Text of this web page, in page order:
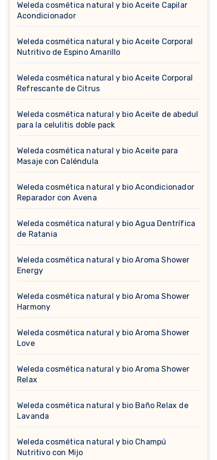
Weleda cosmética natural y bio Aceite Capilar
Acondicionador
Weleda cosmética natural y bio Aceite Corporal
Nutritivo de Espino Amarillo
Weleda cosmética natural y bio Aceite Corporal
Refrescante de Citrus
Weleda cosmética natural y bio Aceite de abedul
para la celulitis doble pack
Weleda cosmética natural y bio Aceite para
Masaje con Caléndula
Weleda cosmética natural y bio Acondicionador
Reparador con Avena
Weleda cosmética natural y bio Agua Dentrífica
de Ratania
Weleda cosmética natural y bio Aroma Shower
Energy
Weleda cosmética natural y bio Aroma Shower
Harmony
Weleda cosmética natural y bio Aroma Shower
Love
Weleda cosmética natural y bio Aroma Shower
Relax
Weleda cosmética natural y bio Baño Relax de
Lavanda
Weleda cosmética natural y bio Champú
Nutritivo con Mijo